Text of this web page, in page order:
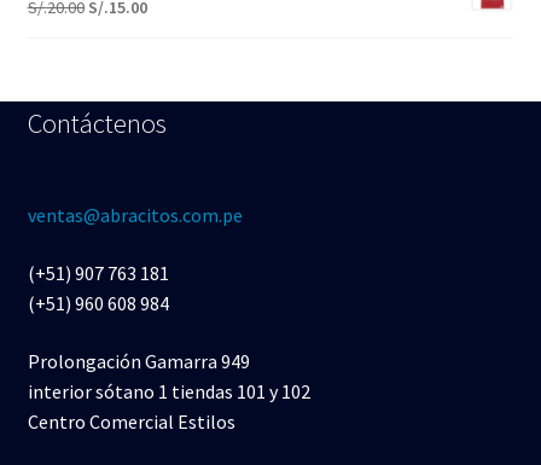
S/.20.00 S/.15.00
Contáctenos
ventas@abracitos.com.pe
(+51) 907 763 181
(+51) 960 608 984
Prolongación Gamarra 949
interior sótano 1 tiendas 101 y 102
Centro Comercial Estilos